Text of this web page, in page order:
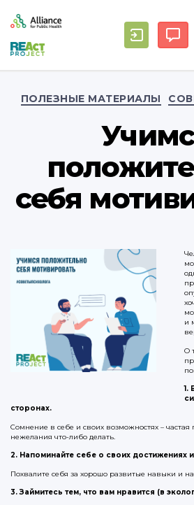
ПОЛЕЗНЫЕ МАТЕРИАЛЫ
себя
и
О
1.
сторонах.
Сомнение в себе и своих возможностях –
нежелания что-либо делать.
2. Напоминайте себе о своих достижениях
Похвалите себя за хорошо развитые навыки и
3. Займитесь тем, что вам нравится (в